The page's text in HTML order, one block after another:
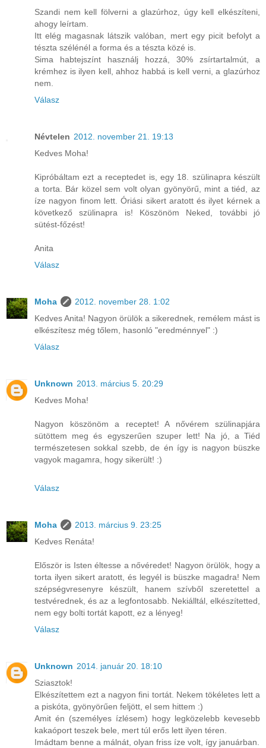
Szandi nem kell fölverni a glazúrhoz, úgy kell elkészíteni,
ahogy leírtam.
Itt elég magasnak látszik valóban, mert egy picit befolyt a
tészta szélénél a forma és a tészta közé is.
Sima habtejszínt használj hozzá, 30% zsírtartalmút, a
krémhez is ilyen kell, ahhoz habbá is kell verni, a glazúrhoz
nem.
Válasz
Névtelen 2012. november 21. 19:13
Kedves Moha!
Kipróbáltam ezt a receptedet is, egy 18. szülinapra készült
a torta. Bár közel sem volt olyan gyönyörű, mint a tiéd, az
íze nagyon finom lett. Óriási sikert aratott és ilyet kérnek a
következő szülinapra is! Köszönöm Neked, további jó
sütést-főzést!
Anita
Válasz
Moha
2012. november 28. 1:02
Kedves Anita! Nagyon örülök a sikerednek, remélem mást is
elkészítesz még tőlem, hasonló "eredménnyel" :)
Válasz
Unknown 2013. március 5. 20:29
Kedves Moha!
Nagyon köszönöm a receptet! A nővérem szülinapjára
sütöttem meg és egyszerűen szuper lett! Na jó, a Tiéd
természetesen sokkal szebb, de én így is nagyon büszke
vagyok magamra, hogy sikerült! :)
Válasz
Moha
2013. március 9. 23:25
Kedves Renáta!
Először is Isten éltesse a nővéredet! Nagyon örülök, hogy a
torta ilyen sikert aratott, és legyél is büszke magadra! Nem
szépségvresenyre készült, hanem szívből szeretettel a
testvérednek, és az a legfontosabb. Nekiálltál, elkészítetted,
nem egy bolti tortát kapott, ez a lényeg!
Válasz
Unknown 2014. január 20. 18:10
Sziasztok!
Elkészítettem ezt a nagyon fini tortát. Nekem tökéletes lett a
a piskóta, gyönyörűen feljött, el sem hittem :)
Amit én (személyes ízlésem) hogy legközelebb kevesebb
kakaóport teszek bele, mert túl erős lett ilyen téren.
Imádtam benne a málnát, olyan friss íze volt, így januárban.